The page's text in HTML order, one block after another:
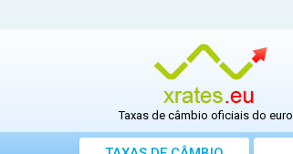
Taxas de câmbio oficiais do euro